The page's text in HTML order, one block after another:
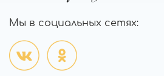
Мы в социальных сетях: